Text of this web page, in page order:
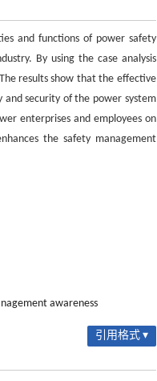
and functions of power safety
By using the case analysis
results show that the effective
security of the power system
enterprises and employees on
the safety management
awareness
引用格式 ▾